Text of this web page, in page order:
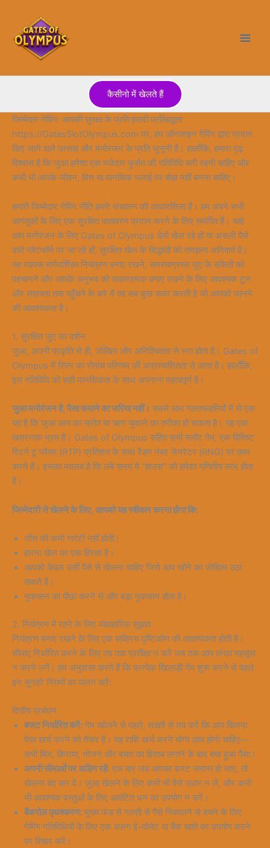
content
कैसीनो में खेलते हैं
जिम्मेदार गेमिंग: आपकी सुरक्षा के प्रति हमारी प्रतिबद्धता
https://GatesSlotOlympus.com पर, हम ऑनलाइन गेमिंग द्वारा प्रदान
किए जाने वाले उत्साह और मनोरंजन के प्रति जुनूनी हैं। हालाँकि, हमारा दृढ़
विश्वास है कि जुआ हमेशा एक मजेदार फुर्सत की गतिविधि बनी रहनी चाहिए और
कभी भी आपके जीवन, वित्त या मानसिक भलाई पर बोझ नहीं बनना चाहिए।
हमारी जिम्मेदार गेमिंग नीति हमारे संचालन की आधारशिला है। हम अपने सभी
आगंतुकों के लिए एक सुरक्षित वातावरण प्रदान करने के लिए समर्पित हैं। चाहे
आप मनोरंजन के लिए Gates of Olympus डेमो खेल रहे हों या असली पैसे
वाले प्लेटफॉर्म पर जा रहे हों, सुरक्षित खेल के सिद्धांतों को समझना अनिवार्य है।
यह व्यापक मार्गदर्शिका नियंत्रण बनाए रखने, समस्याग्रस्त जुए के संकेतों को
पहचानने और आपके अनुभव को सकारात्मक बनाए रखने के लिए आवश्यक टूल
और सहायता तक पहुँचने के बारे में वह सब कुछ कवर करती है जो आपको जानने
की आवश्यकता है।
1. सुरक्षित जुए का दर्शन
जुआ, अपनी प्रकृति से ही, जोखिम और अनिश्चितता से भरा होता है। Gates of
Olympus में स्पिन का रोमांच परिणाम की अप्रत्याशितता से आता है। हालाँकि,
इस गतिविधि को सही मानसिकता के साथ अपनाना महत्वपूर्ण है।
जुआ मनोरंजन है, पैसा कमाने का जरिया नहीं। सबसे आम गलतफहमियों में से एक
यह है कि जुआ आय का स्रोत या ऋण चुकाने का तरीका हो सकता है। यह एक
खतरनाक भ्रम है। Gates of Olympus सहित सभी स्लॉट गेम, एक विशिष्ट
रिटर्न टू प्लेयर (RTP) प्रतिशत के साथ रैंडम नंबर जेनरेटर (RNG) पर काम
करते हैं। इसका मतलब है कि लंबे समय में “हाउस” को हमेशा गणितीय लाभ होता
है।
जिम्मेदारी से खेलने के लिए, आपको यह स्वीकार करना होगा कि:
जीत की कभी गारंटी नहीं होती।
हारना खेल का एक हिस्सा है।
आपको केवल उसी पैसे से खेलना चाहिए जिसे आप खोने का जोखिम उठा
सकते हैं।
नुकसान का पीछा करने से और बड़ा नुकसान होता है।
2. नियंत्रण में रहने के लिए व्यावहारिक सुझाव
नियंत्रण बनाए रखने के लिए एक सक्रिय दृष्टिकोण की आवश्यकता होती है।
सीमाएं निर्धारित करने के लिए तब तक प्रतीक्षा न करें जब तक आप तनाव महसूस
न करने लगें। हम अनुशंसा करते हैं कि प्रत्येक खिलाड़ी गेम शुरू करने से पहले
इन सुनहरे नियमों का पालन करें:
वित्तीय प्रबंधन
बजट निर्धारित करें: गेम खोलने से पहले, सख्ती से तय करें कि आप कितना
पैसा खर्च करने को तैयार हैं। यह राशि खर्च करने योग्य आय होनी चाहिए—
सभी बिल, किराया, भोजन और बचत का हिसाब लगाने के बाद बचा हुआ पैसा।
अपनी सीमाओं पर अडिग रहें: एक बार जब आपका बजट समाप्त हो जाए, तो
खेलना बंद कर दें। जुआ खेलने के लिए कभी भी पैसे उधार न लें, और कभी
भी आवश्यक वस्तुओं के लिए आवंटित धन का उपयोग न करें।
बैंकरोल पृथक्करण: मुख्य फंड से गलती से पैसे निकालने से बचने के लिए
गेमिंग गतिविधियों के लिए एक अलग ई-वॉलेट या बैंक खाते का उपयोग करने
पर विचार करें।